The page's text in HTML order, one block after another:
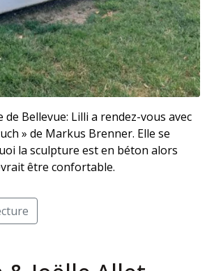
de Bellevue: Lilli a rendez-vous avec
» de Markus Brenner. Elle se
la sculpture est en béton alors
être confortable.